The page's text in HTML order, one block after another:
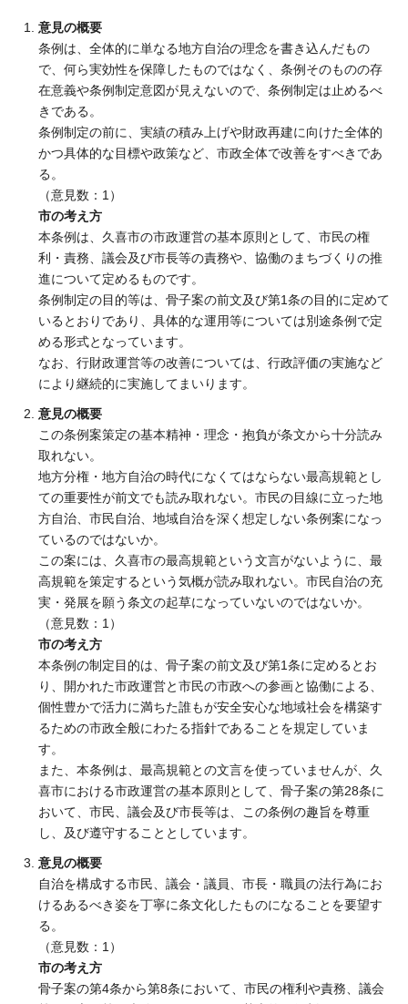
意見の概要
条例は、全体的に単なる地方自治の理念を書き込んだもの
で、何ら実効性を保障したものではなく、条例そのものの存
在意義や条例制定意図が見えないので、条例制定は止めるべ
きである。
条例制定の前に、実績の積み上げや財政再建に向けた全体的
かつ具体的な目標や政策など、市政全体で改善をすべきであ
る。
（意見数：1）
市の考え方
本条例は、久喜市の市政運営の基本原則として、市民の権
利・責務、議会及び市長等の責務や、協働のまちづくりの推
進について定めるものです。
条例制定の目的等は、骨子案の前文及び第1条の目的に定めて
いるとおりであり、具体的な運用等については別途条例で定
める形式となっています。
なお、行財政運営等の改善については、行政評価の実施など
により継続的に実施してまいります。
意見の概要
この条例案策定の基本精神・理念・抱負が条文から十分読み
取れない。
地方分権・地方自治の時代になくてはならない最高規範とし
ての重要性が前文でも読み取れない。市民の目線に立った地
方自治、市民自治、地域自治を深く想定しない条例案になっ
ているのではないか。
この案には、久喜市の最高規範という文言がないように、最
高規範を策定するという気概が読み取れない。市民自治の充
実・発展を願う条文の起草になっていないのではないか。
（意見数：1）
市の考え方
本条例の制定目的は、骨子案の前文及び第1条に定めるとお
り、開かれた市政運営と市民の市政への参画と協働による、
個性豊かで活力に満ちた誰もが安全安心な地域社会を構築す
るための市政全般にわたる指針であることを規定していま
す。
また、本条例は、最高規範との文言を使っていませんが、久
喜市における市政運営の基本原則として、骨子案の第28条に
おいて、市民、議会及び市長等は、この条例の趣旨を尊重
し、及び遵守することとしています。
意見の概要
自治を構成する市民、議会・議員、市長・職員の法行為にお
けるあるべき姿を丁寧に条文化したものになることを要望す
る。
（意見数：1）
市の考え方
骨子案の第4条から第8条において、市民の権利や責務、議会